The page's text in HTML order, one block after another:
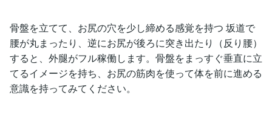
骨盤を立てて、お尻の穴を少し締める感覚を持つ 坂道で
腰が丸まったり、逆にお尻が後ろに突き出たり（反り腰）
すると、外腿がフル稼働します。骨盤をまっすぐ垂直に立
てるイメージを持ち、お尻の筋肉を使って体を前に進める
意識を持ってみてください。